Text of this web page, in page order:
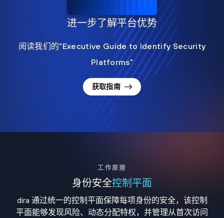
进一步了解平台优势
阅读我们的"Executive Guide to Identify Security
Platforms"
获取指南
工作原理
身份安全控制平面
dira 通过统一的控制平面保障每项身份的安全，该控制
平面能够发现风险、动态分配特权，并管理从首次访问